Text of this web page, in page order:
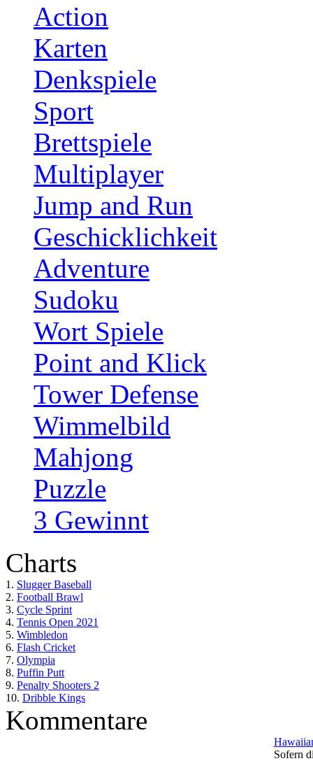
Action
Karten
Denkspiele
Sport
Brettspiele
Multiplayer
Jump and Run
Geschicklichkeit
Adventure
Sudoku
Wort Spiele
Point and Klick
Tower Defense
Wimmelbild
Mahjong
Puzzle
3 Gewinnt
Charts
1. Slugger Baseball
2. Football Brawl
3. Cycle Sprint
4. Tennis Open 2021
5. Wimbledon
6. Flash Cricket
7. Olympia
8. Puffin Putt
9. Penalty Shooters 2
10. Dribble Kings
Kommentare
Sofern